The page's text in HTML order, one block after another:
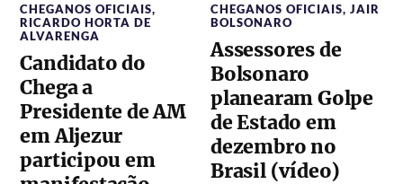
CHEGANOS OFICIAIS,
RICARDO HORTA DE
ALVARENGA
Candidato do
Chega a
Presidente de AM
em Aljezur
participou em
CHEGANOS OFICIAIS,JAIR
BOLSONARO
Assessores de
Bolsonaro
planearam Golpe
de Estado em
dezembro no
Brasil (vídeo)